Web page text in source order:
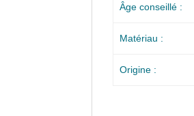
Âge conseillé :
Matériau :
Origine :